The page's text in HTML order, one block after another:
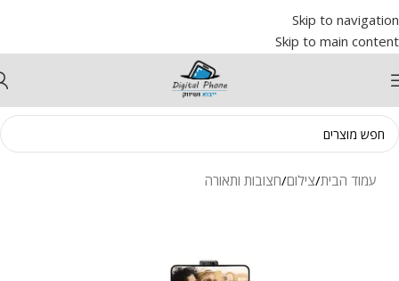
Skip to navigation
Skip to main content
עמוד הבית/צילום/חצובות ותאורה